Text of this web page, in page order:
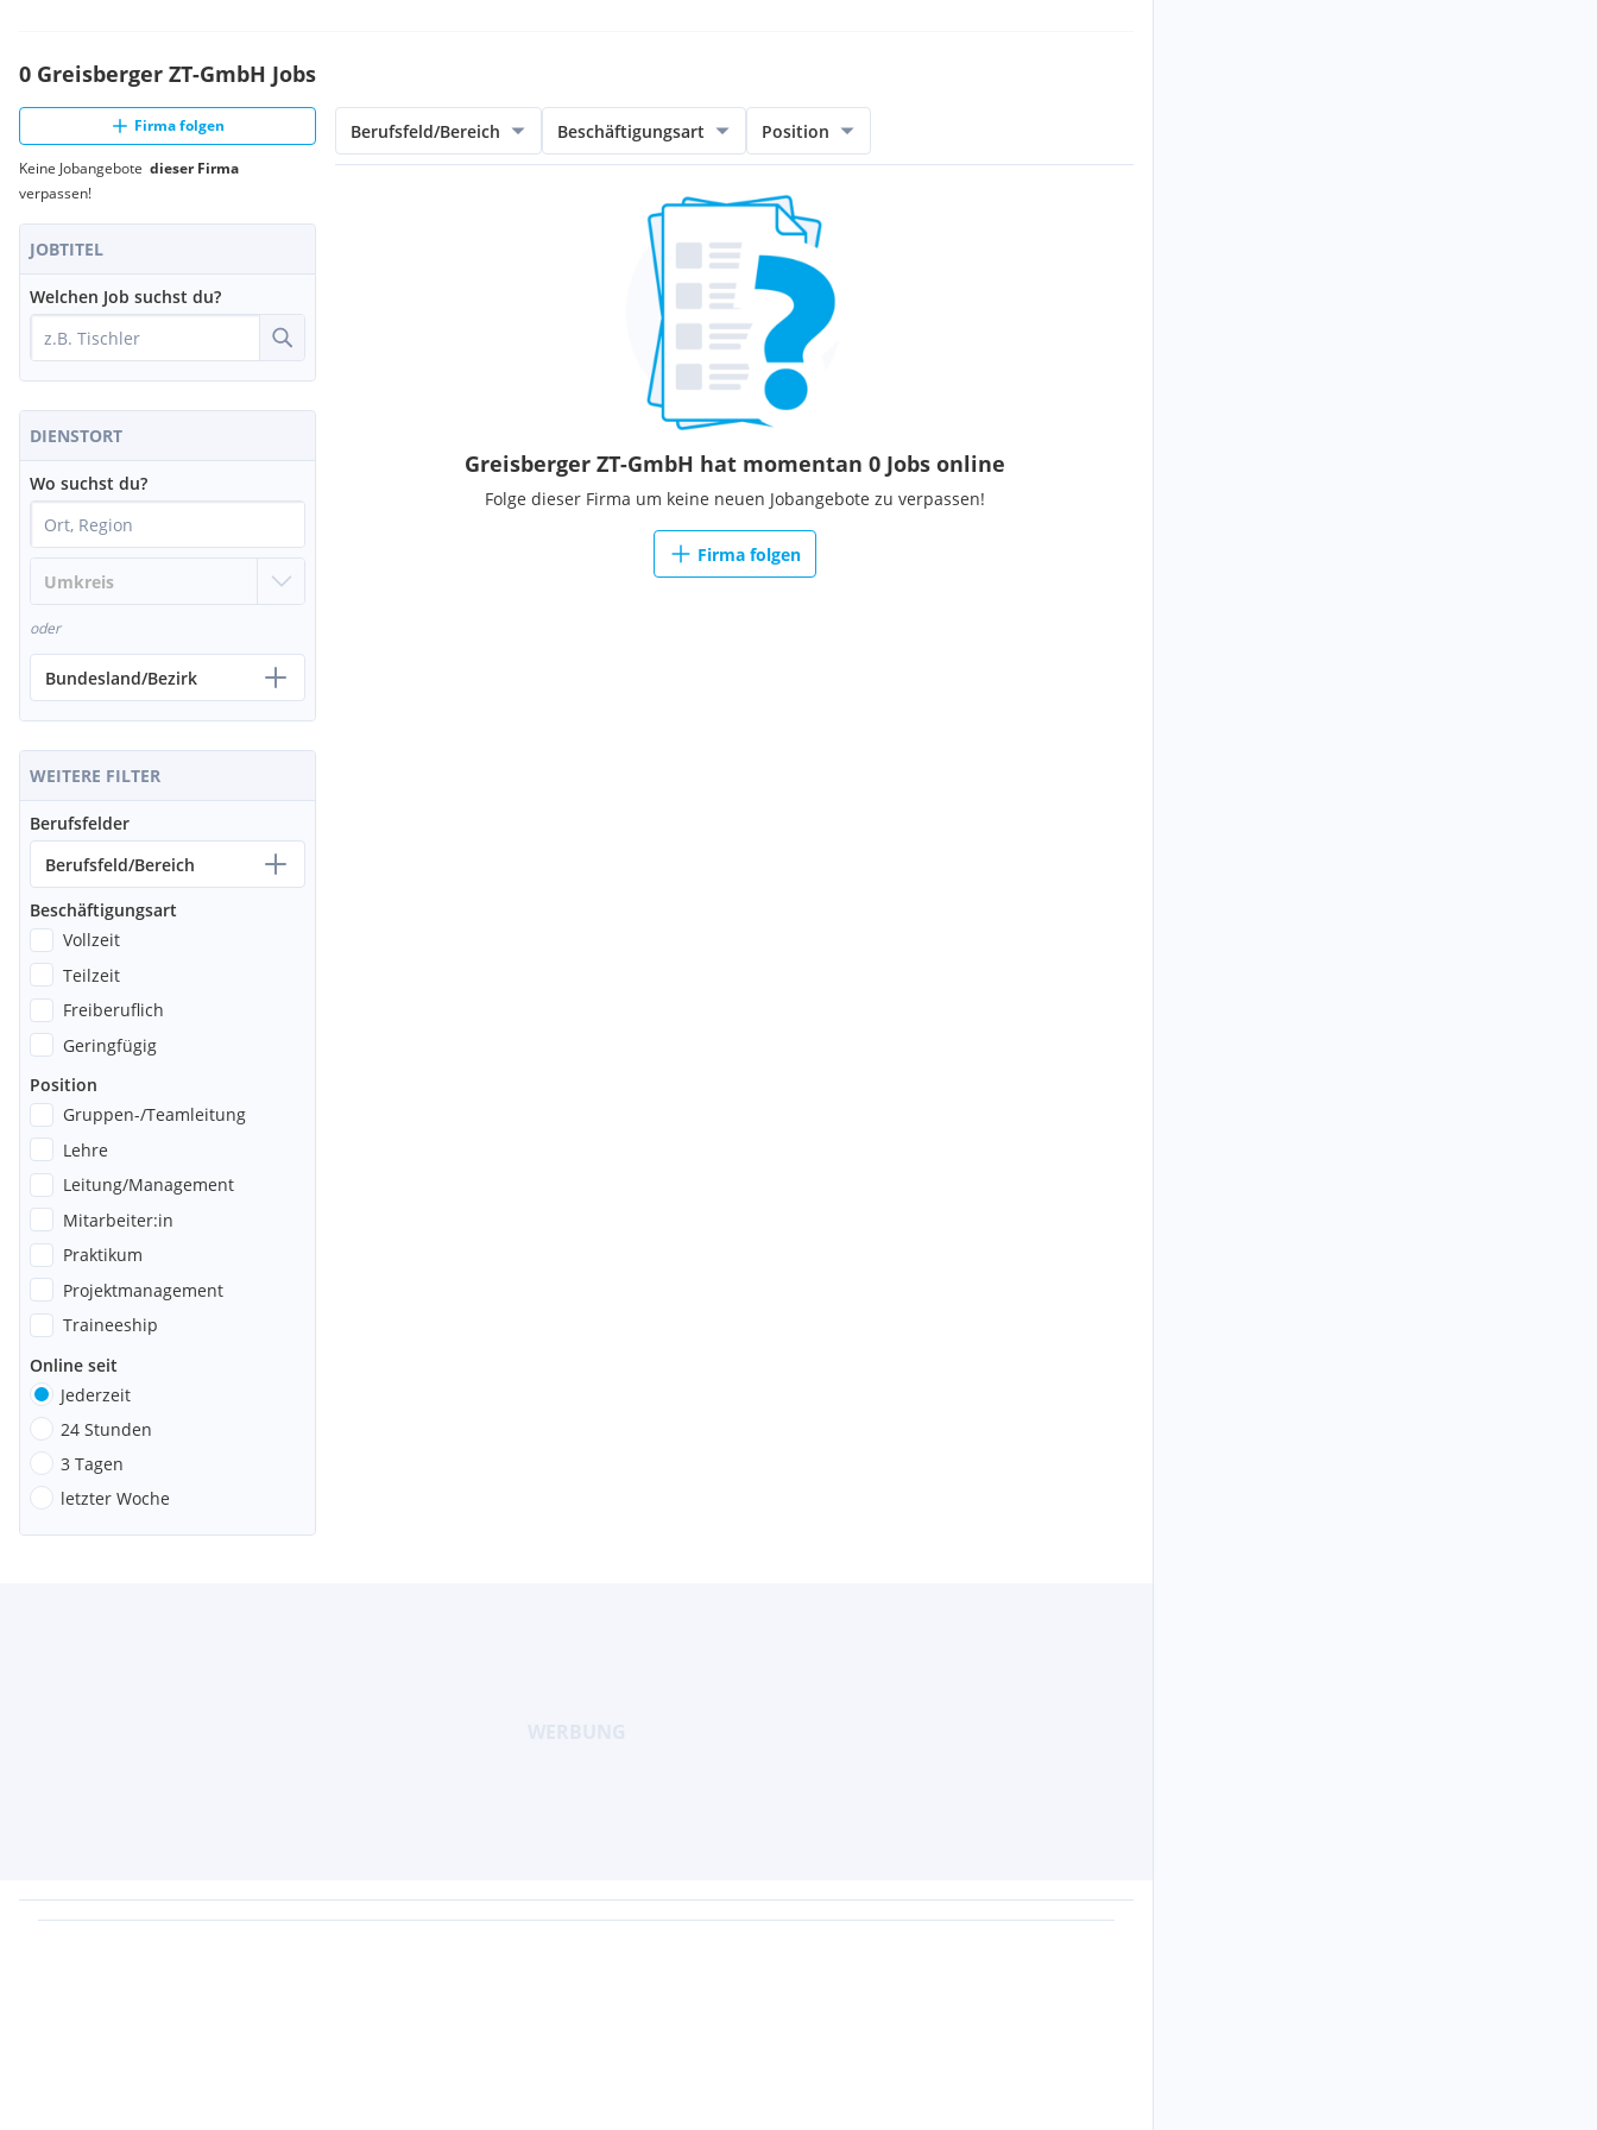
0 Greisberger ZT-GmbH Jobs
Firma folgen
Keine Jobangebote dieser Firma
verpassen!
JOBTITEL
Welchen Job suchst du?
DIENSTORT
Wo suchst du?
oder
Bundesland/Bezirk
WEITERE FILTER
Berufsfelder
Berufsfeld/Bereich
Beschäftigungsart
Vollzeit
Teilzeit
Freiberuflich
Geringfügig
Position
Gruppen-/Teamleitung
Lehre
Leitung/Management
Mitarbeiter:in
Praktikum
Projektmanagement
Traineeship
Online seit
Jederzeit
24 Stunden
3 Tagen
letzter Woche
Berufsfeld/Bereich Beschäftigungsart Position
Greisberger ZT-GmbH hat momentan 0 Jobs online
Folge dieser Firma um keine neuen Jobangebote zu verpassen!
Firma folgen